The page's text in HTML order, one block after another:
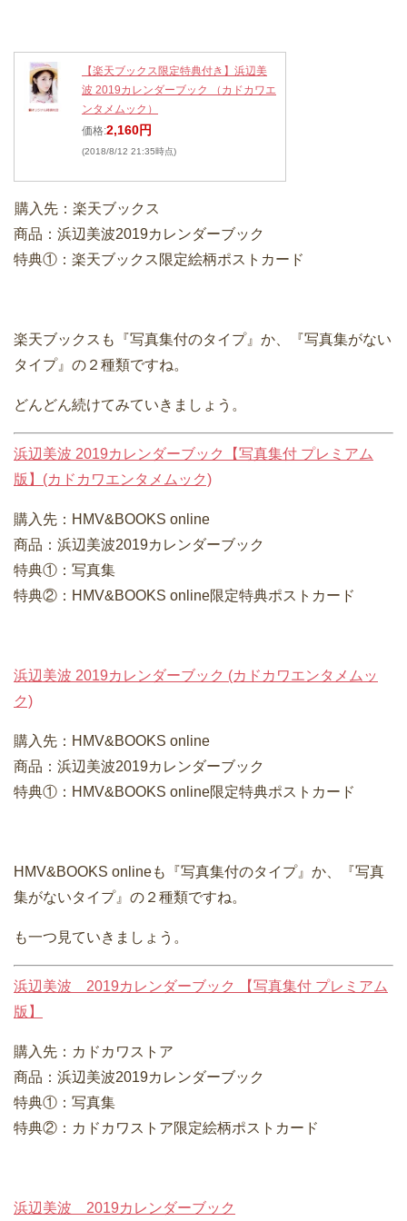
【楽天ブックス限定特典付き】浜辺美
波 2019カレンダーブック （カドカワエ
ンタメムック）
価格:2,160円
(2018/8/12 21:35時点)
購入先：楽天ブックス
商品：浜辺美波2019カレンダーブック
特典①：楽天ブックス限定絵柄ポストカード
楽天ブックスも『写真集付のタイプ』か、『写真集がない
タイプ』の２種類ですね。
どんどん続けてみていきましょう。
浜辺美波 2019カレンダーブック【写真集付 プレミアム
版】(カドカワエンタメムック)
購入先：HMV&BOOKS online
商品：浜辺美波2019カレンダーブック
特典①：写真集
特典②：HMV&BOOKS online限定特典ポストカード
浜辺美波 2019カレンダーブック (カドカワエンタメムッ
ク)
購入先：HMV&BOOKS online
商品：浜辺美波2019カレンダーブック
特典①：HMV&BOOKS online限定特典ポストカード
HMV&BOOKS onlineも『写真集付のタイプ』か、『写真
集がないタイプ』の２種類ですね。
も一つ見ていきましょう。
浜辺美波 2019カレンダーブック 【写真集付 プレミアム
版】
購入先：カドカワストア
商品：浜辺美波2019カレンダーブック
特典①：写真集
特典②：カドカワストア限定絵柄ポストカード
浜辺美波 2019カレンダーブック